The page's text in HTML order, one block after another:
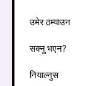
उमेर ठम्याउन
सक्नु भएन?
नियाल्नुस